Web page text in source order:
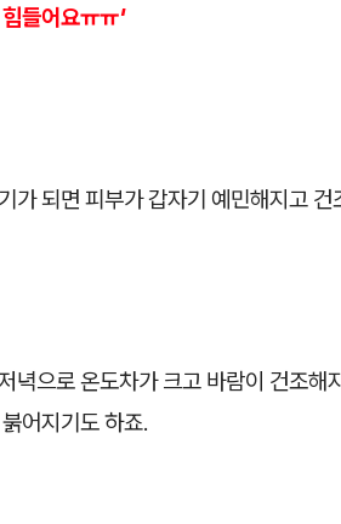
들어요ㅠㅠ'
가 되면 피부가 갑자기 예민해지고 건
녁으로 온도차가 크고 바람이 건조
어지기도 하죠.